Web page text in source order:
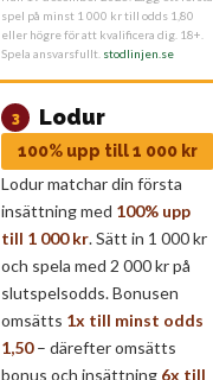
spel på minst 1 000 kr till odds 1,80
eller högre för att kvalificera dig. 18+.
Spela ansvarsfullt. stodlinjen.se
3 Lodur
100% upp till 1 000 kr
Lodur matchar din första
insättning med 100% upp
till 1 000 kr. Sätt in 1 000 kr
och spela med 2 000 kr på
slutspelsodds. Bonusen
omsätts 1x till minst odds
1,50– därefter omsätts
bonus och insättning 6x till